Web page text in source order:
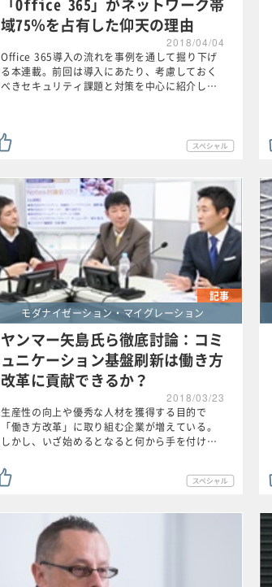
「Office 365」がネットワーク帯
域75％を占有した仰天の理由
2018/04/04
Office 365導入の流れを事例を通して掘り下げ
る本連載。前回は導入にあたり、考慮しておく
べきセキュリティ課題と対策を中心に紹介し…
記事
モダナイゼーション・マイグレーション
ヤンマー矢島氏ら徹底討論：コミ
ュニケーション基盤刷新は働き方
改革に貢献できるか？
2018/03/23
生産性の向上や優秀な人材を獲得する目的で
「働き方改革」に取り組む企業が増えている。
しかし、いざ始めるとなると何から手を付け…